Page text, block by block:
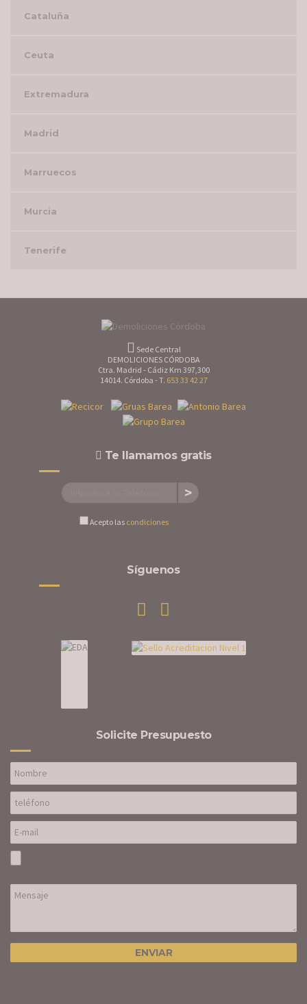
Cataluña
Ceuta
Extremadura
Madrid
Marruecos
Murcia
Tenerife
Sede Central
DEMOLICIONES CÓRDOBA
Ctra. Madrid - Cádiz Km 397,300
14014. Córdoba - T. 653 33 42 27
Te llamamos gratis
Acepto las condiciones
Síguenos
Solicite Presupuesto